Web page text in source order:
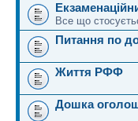
Все що
Питання по
Життя РФФ
Дошка